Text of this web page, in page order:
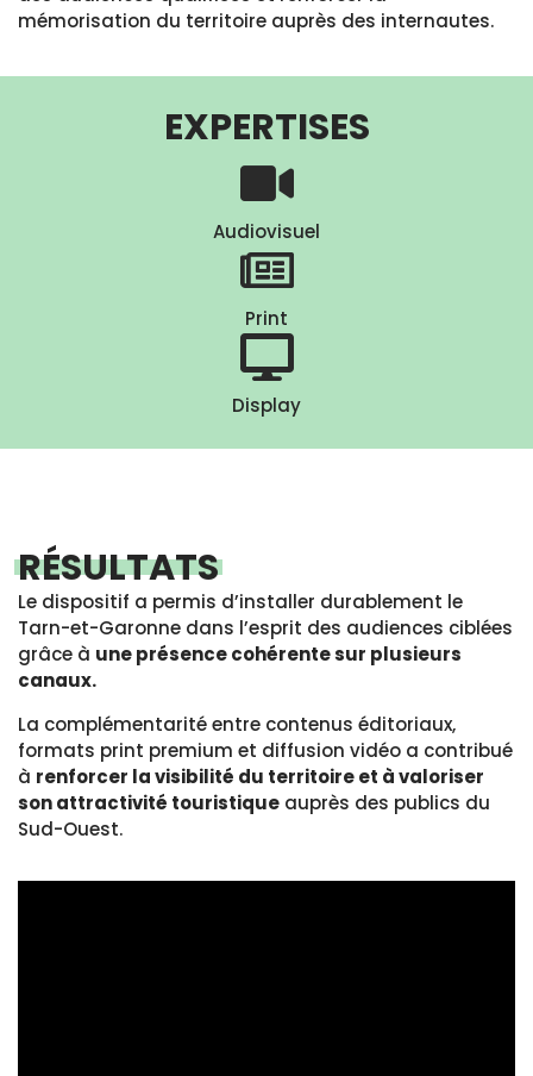
mémorisation du territoire auprès des internautes.
EXPERTISES
Audiovisuel
Print
Display
RÉSULTATS
Le dispositif a permis d’installer durablement le
Tarn-et-Garonne dans l’esprit des audiences ciblées
grâce à une présence cohérente sur plusieurs
canaux.
La complémentarité entre contenus éditoriaux,
formats print premium et diffusion vidéo a contribué
à renforcer la visibilité du territoire et à valoriser
son attractivité touristique auprès des publics du
Sud-Ouest.